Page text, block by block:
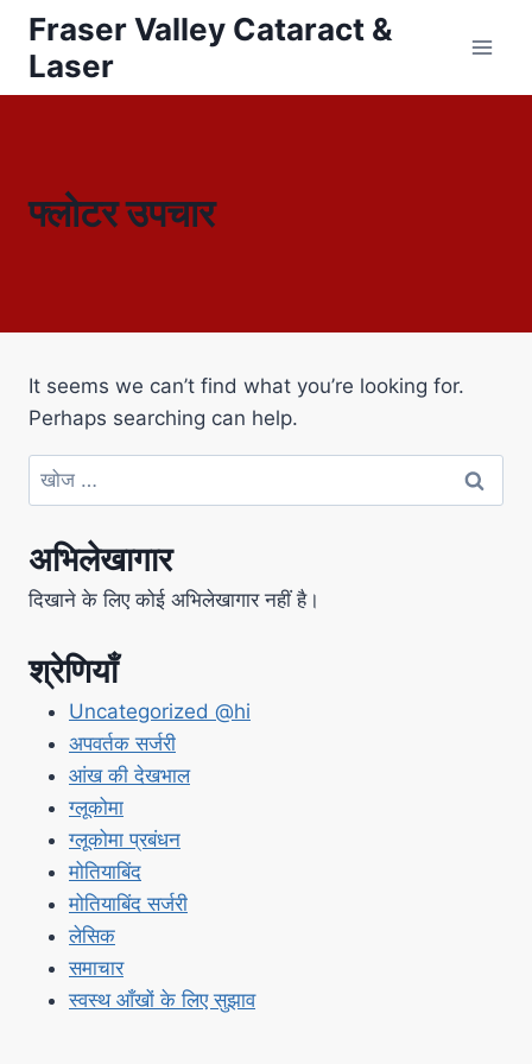
Fraser Valley Cataract &
Laser
फ्लोटर उपचार
It seems we can’t find what you’re looking for.
Perhaps searching can help.
अभिलेखागार
दिखाने के लिए कोई अभिलेखागार नहीं है।
श्रेणियाँ
Uncategorized @hi
अपवर्तक सर्जरी
आंख की देखभाल
ग्लूकोमा
ग्लूकोमा प्रबंधन
मोतियाबिंद
मोतियाबिंद सर्जरी
लेसिक
समाचार
स्वस्थ आँखों के लिए सुझाव